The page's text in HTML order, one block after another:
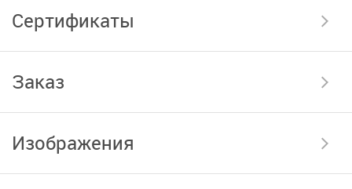
Сертификаты
Заказ
Изображения